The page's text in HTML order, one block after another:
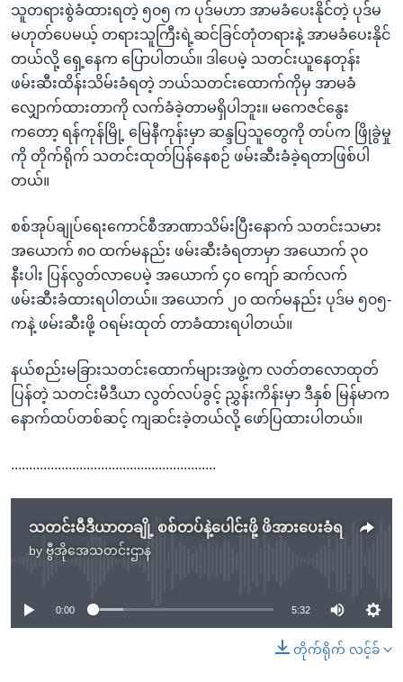
သူတရားစွဲခံထားရတဲ့ ၅၀၅ က ပုဒ်မဟာ အာမခံပေးနိုင်တဲ့ ပုဒ်မ
မဟုတ်ပေမယ့် တရားသူကြီးရဲ့ဆင်ခြင်တုံတရားနဲ့ အာမခံပေးနိုင်
တယ်လို့ ရှေ့နေက ပြောပါတယ်။ ဒါပေမဲ့ သတင်းယူနေတုန်း
ဖမ်းဆီးထိန်းသိမ်းခံရတဲ့ ဘယ်သတင်းထောက်ကိုမှ အာမခံ
လျှောက်ထားတာကို လက်ခံခဲ့တာမရှိပါဘူး။ မကေဇင်နွေး
ကတော့ ရန်ကုန်မြို့ မြေနီကုန်းမှာ ဆန္ဒပြသူတွေကို တပ်က ဖြိုခွဲမှု
ကို တိုက်ရိုက် သတင်းထုတ်ပြန်နေစဉ် ဖမ်းဆီးခံခဲ့ရတာဖြစ်ပါ
တယ်။
စစ်အုပ်ချုပ်ရေးကောင်စီအာဏာသိမ်းပြီးနောက် သတင်းသမား
အယောက် ၈၀ ထက်မနည်း ဖမ်းဆီးခံရတာမှာ အယောက် ၃၀
နီးပါး ပြန်လွတ်လာပေမဲ့ အယောက် ၄၀ ကျော် ဆက်လက်
ဖမ်းဆီးခံထားရပါတယ်။ အယောက် ၂၀ ထက်မနည်း ပုဒ်မ ၅၀၅-
ကနဲ့ ဖမ်းဆီးဖို့ ဝရမ်းထုတ် တာခံထားရပါတယ်။
နယ်စည်းမခြားသတင်းထောက်များအဖွဲ့က လတ်တလောထုတ်
ပြန်တဲ့ သတင်းမီဒီယာ လွတ်လပ်ခွင့် ညွှန်းကိန်းမှာ ဒီနှစ် မြန်မာက
နောက်ထပ်တစ်ဆင့် ကျဆင်းခဲ့တယ်လို့ ဖော်ပြထားပါတယ်။
.........................................................
သတင်းမီဒီယာတချို့ စစ်တပ်နဲ့ပေါင်းဖို့ ဖိအားပေးခံရ
by ဗွီအိုအေသတင်းဌာန
No media source currently available
0:00 5:32
တိုက်ရိုက် လင့်ခ်